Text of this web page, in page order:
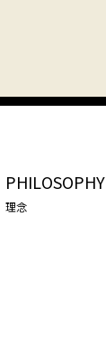
PHILOSOPHY
理念